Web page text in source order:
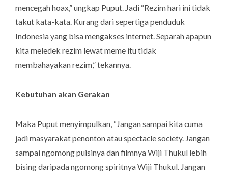
mencegah hoax,” ungkap Puput. Jadi “Rezim hari ini tidak
takut kata-kata. Kurang dari sepertiga penduduk
Indonesia yang bisa mengakses internet. Separah apapun
kita meledek rezim lewat meme itu tidak
membahayakan rezim,” tekannya.
Kebutuhan akan Gerakan
Maka Puput menyimpulkan, “Jangan sampai kita cuma
jadi masyarakat penonton atauspectacle society. Jangan
sampai ngomong puisinya dan filmnya Wiji Thukul lebih
bising daripada ngomong spiritnya Wiji Thukul. Jangan